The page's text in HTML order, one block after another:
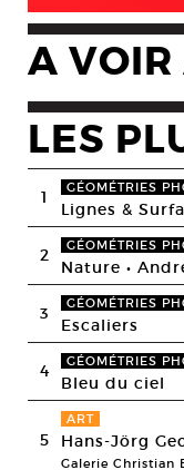
A VOIR
LES
1 GÉOMÉTRIES
Lignes &
2 GÉOMÉTRIES
Nature •
3 GÉOMÉTRIES
Escaliers
4 GÉOMÉTRIES
Bleu du ciel
5
ART
Hans-Jörg
Galerie Christian